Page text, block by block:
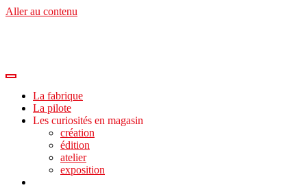
Aller au contenu
La fabrique
La pilote
Les curiosités en magasin
création
édition
atelier
exposition